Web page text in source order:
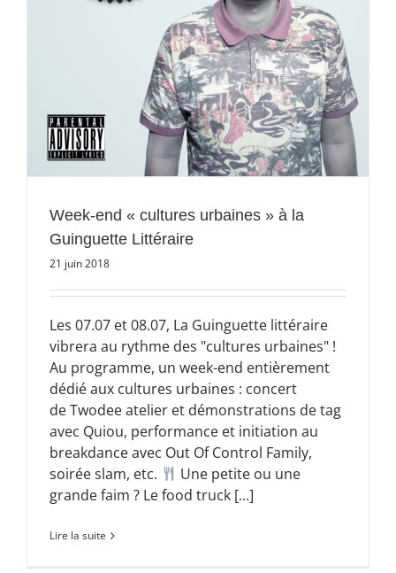
Week-end « cultures urbaines » à la
Guinguette Littéraire
21 juin 2018
Les 07.07 et 08.07, La Guinguette littéraire
vibrera au rythme des "cultures urbaines" !
Au programme, un week-end entièrement
dédié aux cultures urbaines : concert
de Twodee atelier et démonstrations de tag
avec Quiou, performance et initiation au
breakdance avec Out Of Control Family,
soirée slam, etc.
Une petite ou une
grande faim ? Le food truck [...]
Lire la suite